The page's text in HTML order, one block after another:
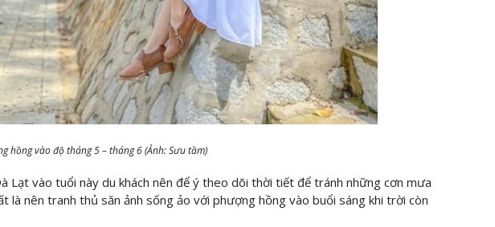
hồng vào độ tháng 5 – tháng 6 (Ảnh: Sưu tầm)
Lạt vào tuổi này du khách nên để ý theo dõi thời tiết để tránh những cơn mưa
là nên tranh thủ săn ảnh sống ảo với phượng hồng vào buổi sáng khi trời còn